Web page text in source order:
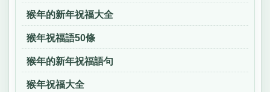
猴年的新年祝福大全
猴年祝福語50條
猴年的新年祝福語句
猴年祝福大全